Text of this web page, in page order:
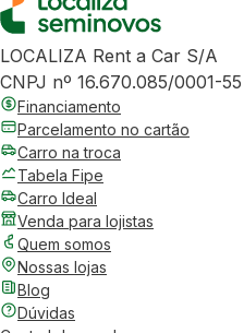
LOCALIZA Rent a Car S/A
CNPJ nº 16.670.085/0001-55
Financiamento
Parcelamento no cartão
Carro na troca
Tabela Fipe
Carro Ideal
Venda para lojistas
Quem somos
Nossas lojas
Blog
Dúvidas